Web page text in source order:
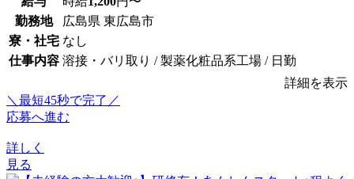
勤務地
広島県 東広島市
寮・社宅 なし
仕事内容 溶接・バリ取り / 製薬化粧品系工場 / 日勤
詳細を表示
＼最短45秒で完了／
応募へ進む
詳しく
見る